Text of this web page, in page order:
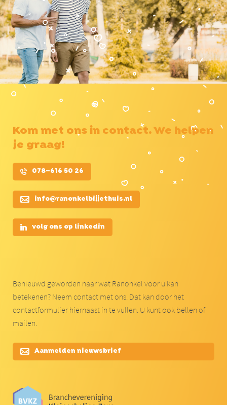
Kom met ons in contact. We helpen
je graag!
078–616 50 26
info@ranonkelbijjethuis.nl
volg ons op linkedin
Benieuwd geworden naar wat Ranonkel voor u kan
betekenen? Neem contact met ons. Dat kan door het
contactformulier hiernaast in te vullen. U kunt ook bellen of
mailen.
Aanmelden nieuwsbrief